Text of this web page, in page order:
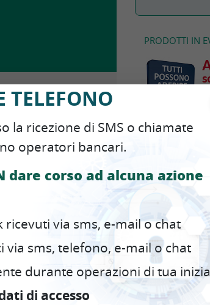
obbligata per tutti
un drastico
una pensione
su più linee di
anni mancanti
in una
vieni a trovarciin
PRODOTTI IN
TELEFONO
la ricezione di SMS o chiamate
operatori bancari.
dare corso ad alcuna azione
via sms, e-mail o chat
via sms, telefono, e-mail o chat
durante operazioni di tua
di accesso